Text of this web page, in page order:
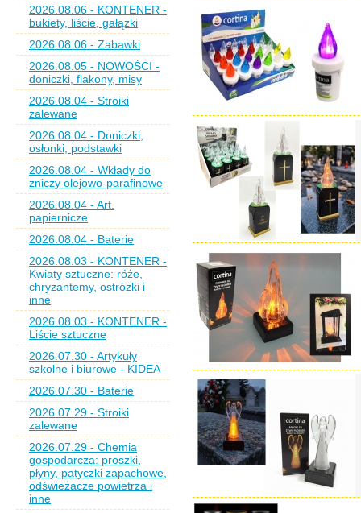
2026.08.06 - KONTENER -
bukiety, liście, gałązki
2026.08.06 - Zabawki
2026.08.05 - NOWOŚCI -
doniczki, flakony, misy
2026.08.04 - Stroiki
zalewane
2026.08.04 - Doniczki,
osłonki, podstawki
2026.08.04 - Wkłady do
zniczy olejowo-parafinowe
2026.08.04 - Art.
papiernicze
2026.08.04 - Baterie
2026.08.03 - KONTENER -
Kwiaty sztuczne: róże,
chryzantemy, ostróżki i
inne
2026.08.03 - KONTENER -
Liście sztuczne
2026.07.30 - Artykuły
szkolne i biurowe - KIDEA
2026.07.30 - Baterie
2026.07.29 - Stroiki
zalewane
2026.07.29 - Chemia
gospodarcza: proszki,
płyny, patyczki zapachowe,
odświeżacze powietrza i
inne